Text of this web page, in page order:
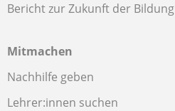
Bericht zur Zukunft der Bildung
Mitmachen
Nachhilfe geben
Lehrer:innen suchen